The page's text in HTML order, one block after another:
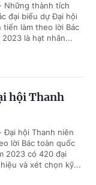
Những thành tích
đại biểu dự Đại hội
tiến làm theo lời Bác
2023 là hạt nhân...
hội Thanh
Đại hội Thanh niên
lời Bác toàn quốc
2023 có 420 đại
và xét chọn kỹ...